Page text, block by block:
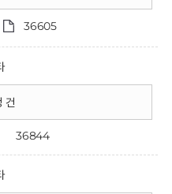
36605
건
36844